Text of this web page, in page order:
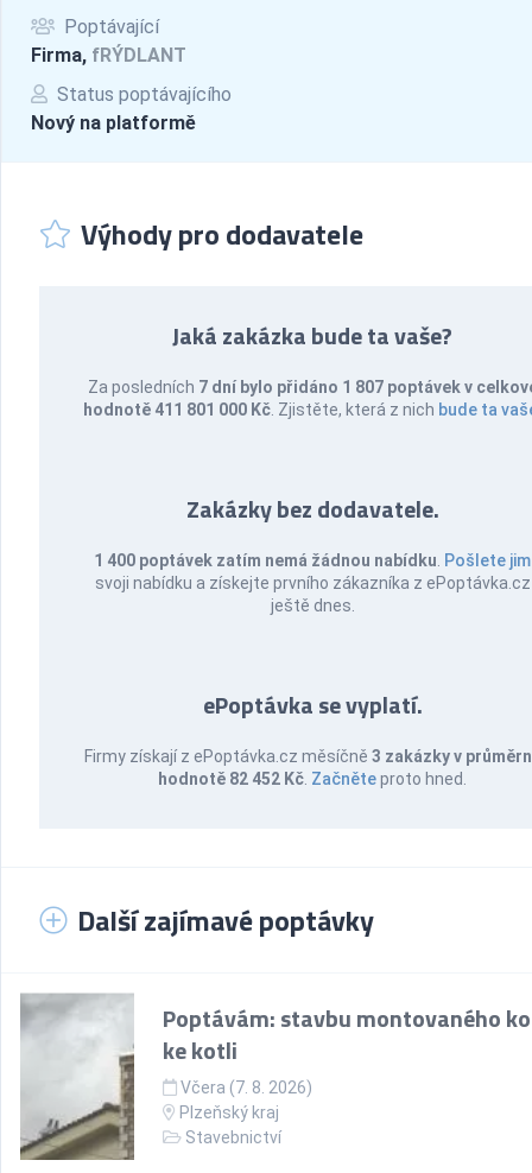
Poptávající
Firma, fRÝDLANT
Status poptávajícího
Nový na platformě
Výhody pro dodavatele
Jaká zakázka bude ta vaše?
Za posledních 7 dní bylo přidáno 1 807 poptávek v
hodnotě 411 801 000 Kč . Zjistěte, která z nich bude ta
Zakázky bez dodavatele.
1 400 poptávek zatím nemá žádnou nabídku Pošlete jim
svoji nabídku a získejte prvního zákazníka z ePoptávka.cz
ještě dnes.
ePoptávka se vyplatí.
Firmy získají z ePoptávka.cz měsíčně 3 zakázky v
hodnotě 82 452 Kč Začněteproto hned.
Další zajímavé poptávky
Poptávám: stavbu montovaného
ke kotli
Včera (7. 8. 2026)
Plzeňský kraj
Stavebnictví